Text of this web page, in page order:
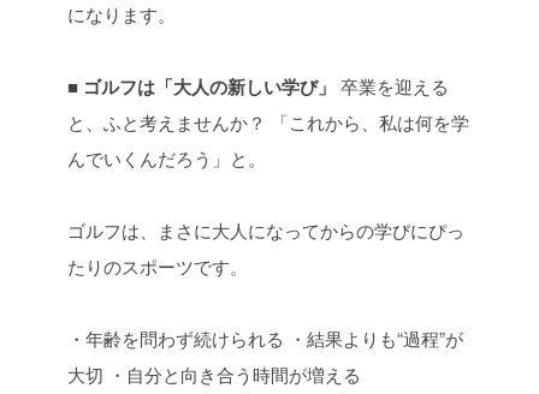
になります。
■ ゴルフは「大人の新しい学び」 卒業を迎える
と、ふと考えませんか？
「これから、私は何を学
んでいくんだろう」と。
ゴルフは、まさに大人になってからの学びにぴっ
たりのスポーツです。
・年齢を問わず続けられる ・結果よりも“過程”が
大切 ・自分と向き合う時間が増える